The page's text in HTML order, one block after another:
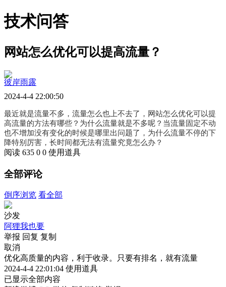
技术问答
网站怎么优化可以提高流量？
彼岸雨露
2024-4-4 22:00:50
最近就是流量不多，流量怎么也上不去了，网站怎么优化可以提
高流量的方法有哪些？为什么流量就是不多呢？当流量固定不动
也不增加没有变化的时候是哪里出问题了，为什么流量不停的下
降特别厉害，长时间都无法有流量究竟怎么办？
阅读 635 0 0 使用道具
全部评论
倒序浏览 看全部
沙发
阿狸我也要
举报 回复 复制
取消
优化高质量的内容，利于收录。只要有排名，就有流量
2024-4-4 22:01:04 使用道具
已显示全部内容